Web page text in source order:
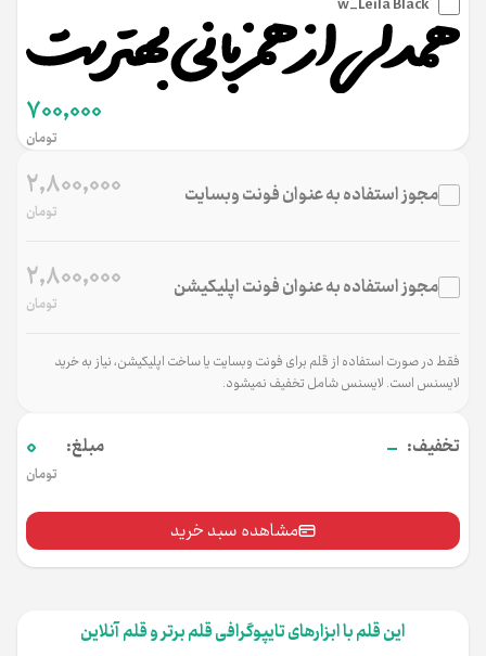
700,000
تومان
مجوز استفاده به عنوان فونت وب‌سایت 2,800,000
تومان
مجوز استفاده به عنوان فونت اپلیکیشن 2,800,000
تومان
فقط در صورت استفاده از قلم برای فونت وب‌سایت یا ساخت اپلیکیشن، نیاز به خرید
لایسنس است. لایسنس شامل تخفیف نمی‌شود.
تخفیف: - مبلغ: 0
تومان
مشاهده سبد خرید
این قلم با ابزارهای تایپوگرافی قلم برتر و قلم آنلاین